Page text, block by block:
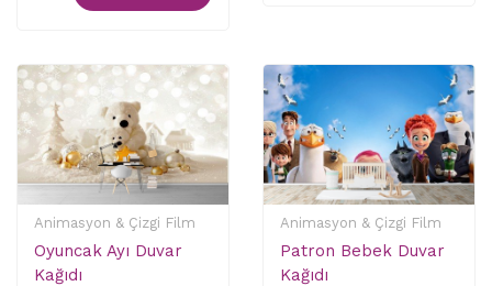
Animasyon & Çizgi Film
Oyuncak Ayı Duvar
Kağıdı
Animasyon & Çizgi Film
Patron Bebek Duvar
Kağıdı